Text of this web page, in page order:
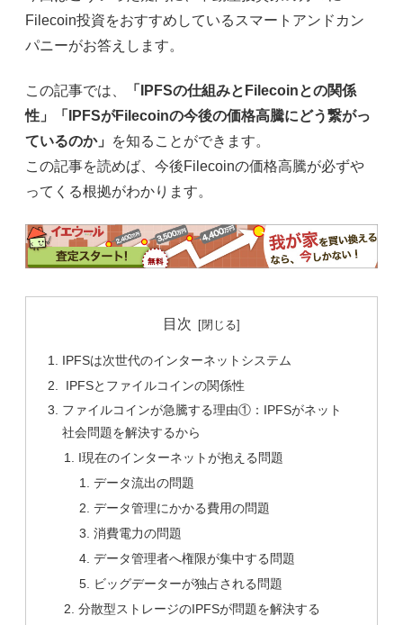
Filecoin投資をおすすめしているスマートアンドカン
パニーがお答えします。
この記事では、
「IPFSの仕組みとFilecoinとの関係
性」「IPFSがFilecoinの今後の価格高騰にどう繋がっ
ているのか」
を知ることができます。
この記事を読めば、今後Filecoinの価格高騰が必ずや
ってくる根拠がわかります。
目次
IPFSは次世代のインターネットシステム
IPFSとファイルコインの関係性
ファイルコインが急騰する理由①：IPFSがネット
社会問題を解決するから
I現在のインターネットが抱える問題
データ流出の問題
データ管理にかかる費用の問題
消費電力の問題
データ管理者へ権限が集中する問題
ビッグデーターが独占される問題
分散型ストレージのIPFSが問題を解決する